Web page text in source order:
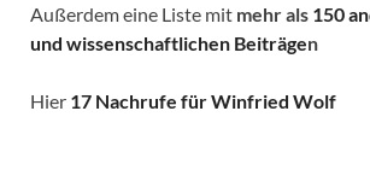
Außerdem eine Liste mit mehr als 150
und wissenschaftlichen Beiträgen
Hier 17 Nachrufe für Winfried Wolf